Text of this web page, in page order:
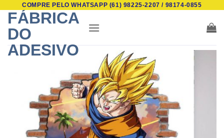
content
COMPRE PELO WHATSAPP (61) 98225-2207 / 98174-0855
FÁBRICA
DO
ADESIVO